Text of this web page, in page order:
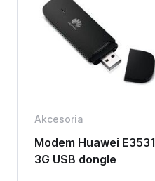
Akcesoria
Modem Huawei E3531
3G USB dongle